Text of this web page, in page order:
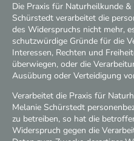
Die Praxis für Naturheilkunde
Schürstedt verarbeitet die
des Widerspruchs nicht mehr,
schutzwürdige Gründe für die
Interessen, Rechten und
überwiegen, oder die
Ausübung oder Verteidigung
Verarbeitet die Praxis für
Melanie Schürstedt
zu betreiben, so hat die
Widerspruch gegen die